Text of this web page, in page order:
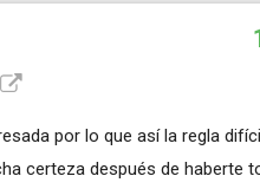
por lo que así la regla
certeza después de haberte